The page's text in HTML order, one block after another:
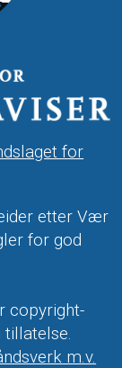
for
etter Vær
for god
copyright-
tillatelse.
m.v.